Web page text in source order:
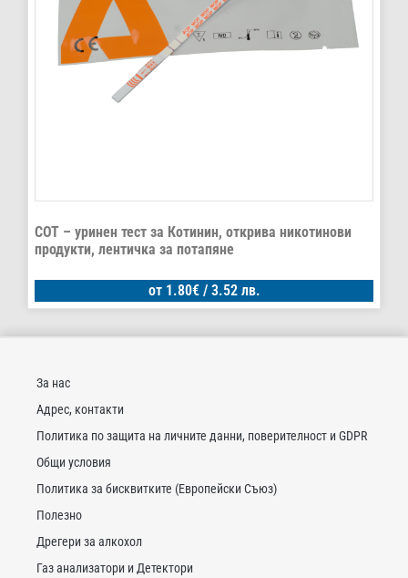
COT – уринен тест за Котинин, открива никотинови
продукти, лентичка за потапяне
от 1.80€/ 3.52 лв.
За нас
Адрес, контакти
Политика по защита на личните данни, поверителност и GDPR
Общи условия
Политика за бисквитките (Европейски Съюз)
Полезно
Дрегери за алкохол
Газ анализатори и Детектори